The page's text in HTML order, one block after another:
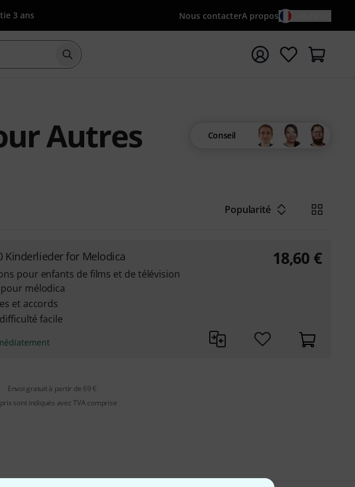
3 ans Nous contacterA propos
Démarrer la recherche avec le terme de recherche
Autres
Conseil
Popularité
Kinderlieder for Melodica
pour enfants de films et de télévision
mélodica
et accords
facile
18,60 €
Envoi gratuit à partir de 69 €
sont indiqués avec TVA comprise